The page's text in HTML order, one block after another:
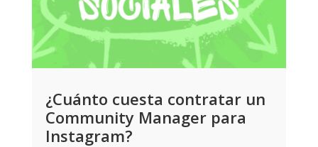
¿Cuánto cuesta contratar un
Community Manager para
Instagram?